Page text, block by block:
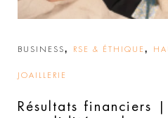
BUSINESS, RSE & ÉTHIQUE ,
JOAILLERIE
Résultats financiers